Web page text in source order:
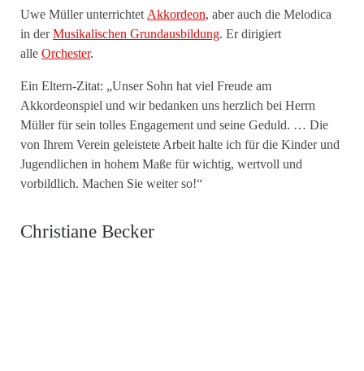
Uwe Müller unterrichtet Akkordeon, aber auch die Melodica
in derMusikalischen Grundausbildung. Er dirigiert
alle Orchester.
Ein Eltern-Zitat: „Unser Sohn hat viel Freude am
Akkordeonspiel und wir bedanken uns herzlich bei Herrn
Müller für sein tolles Engagement und seine Geduld. … Die
von Ihrem Verein geleistete Arbeit halte ich für die Kinder und
Jugendlichen in hohem Maße für wichtig, wertvoll und
vorbildlich. Machen Sie weiter so!“
Christiane Becker